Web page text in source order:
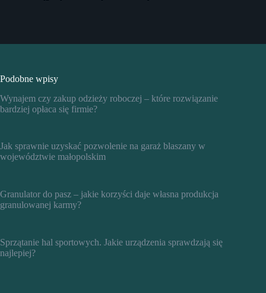
Podobne wpisy
Wynajem czy zakup odzieży roboczej – które rozwiązanie
bardziej opłaca się firmie?
Jak sprawnie uzyskać pozwolenie na garaż blaszany w
województwie małopolskim
Granulator do pasz – jakie korzyści daje własna produkcja
granulowanej karmy?
Sprzątanie hal sportowych. Jakie urządzenia sprawdzają się
najlepiej?